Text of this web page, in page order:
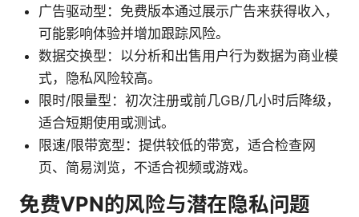
广告驱动型：免费版本通过展示广告来获得收入，
可能影响体验并增加跟踪风险。
数据交换型：以分析和出售用户行为数据为商业模
式，隐私风险较高。
限时/限量型：初次注册或前几GB/几小时后降级，
适合短期使用或测试。
限速/限带宽型：提供较低的带宽，适合检查网
页、简易浏览，不适合视频或游戏。
免费VPN的风险与潜在隐私问题